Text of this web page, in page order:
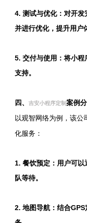
4. 测试与优化：对开发
并进行优化，提升用户
5. 交付与使用：将小
支持。
四、 吉安小程序定制案例
以观智网络为例，该公
化服务：
1. 餐饮预定：用户可
队等待。
2. 地图导航：结合